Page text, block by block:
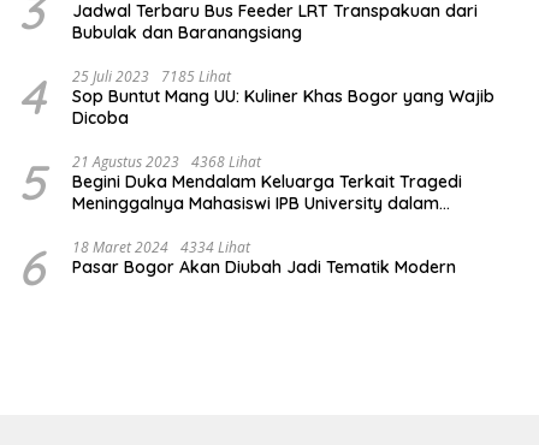
Jadwal Terbaru Bus Feeder LRT Transpakuan dari
Bubulak dan Baranangsiang
4 25 Juli 2023 7185 Lihat
Sop Buntut Mang UU: Kuliner Khas Bogor yang Wajib
Dicoba
5 21 Agustus 2023 4368 Lihat
Begini Duka Mendalam Keluarga Terkait Tragedi
Meninggalnya Mahasiswi IPB University dalam
6 18 Maret 2024 4334 Lihat
Pasar Bogor Akan Diubah Jadi Tematik Modern